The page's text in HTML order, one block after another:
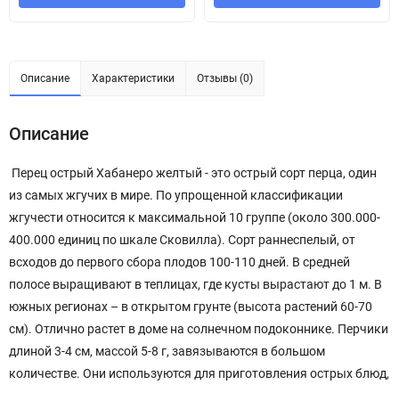
Описание Характеристики Отзывы (0)
Описание
Перец острый Хабанеро желтый - это острый сорт перца, один
из самых жгучих в мире. По упрощенной классификации
жгучести относится к максимальной 10 группе (около 300.000-
400.000 единиц по шкале Сковилла). Сорт раннеспелый, от
всходов до первого сбора плодов 100-110 дней. В средней
полосе выращивают в теплицах, где кусты вырастают до 1 м. В
южных регионах – в открытом грунте (высота растений 60-70
см). Отлично растет в доме на солнечном подоконнике. Перчики
длиной 3-4 см, массой 5-8 г, завязываются в большом
количестве. Они используются для приготовления острых блюд,